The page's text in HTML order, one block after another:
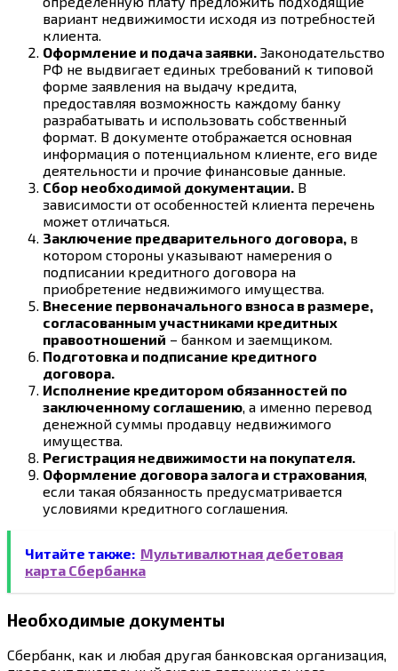
вариант недвижимости исходя из потребностей
клиента.
Оформление и подача заявки. Законодательство
РФ не выдвигает единых требований к типовой
форме заявления на выдачу кредита,
предоставляя возможность каждому банку
разрабатывать и использовать собственный
формат. В документе отображается основная
информация о потенциальном клиенте, его виде
деятельности и прочие финансовые данные.
Сбор необходимой документации. В
зависимости от особенностей клиента перечень
может отличаться.
Заключение предварительного договора, в
котором стороны указывают намерения о
подписании кредитного договора на
приобретение недвижимого имущества.
Внесение первоначального взноса в размере,
согласованным участниками кредитных
правоотношений – банком и заемщиком.
Подготовка и подписание кредитного
договора.
Исполнение кредитором обязанностей по
заключенному соглашению, а именно перевод
денежной суммы продавцу недвижимого
имущества.
Регистрация недвижимости на покупателя.
Оформление договора залога и страхования,
если такая обязанность предусматривается
условиями кредитного соглашения.
Читайте также: Мультивалютная дебетовая
карта Сбербанка
Необходимые документы
Сбербанк, как и любая другая банковская организация,